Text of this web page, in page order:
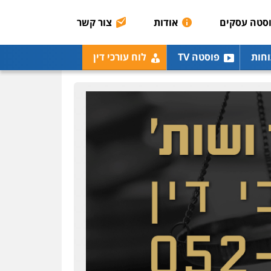
עסקים אודות צור קשר
פוסטה TV לוח עורכי דין
0506209859
עו"ד איהאב ג'לג'ולי
פלילי מעצרים וחקירות
עורכי דין לענייני אסירים
0505216700
עו"ד אייל בסרגליק
פלילי כלכלי
אזרחי
פלילי
חקירות ומעצרים
והונאה